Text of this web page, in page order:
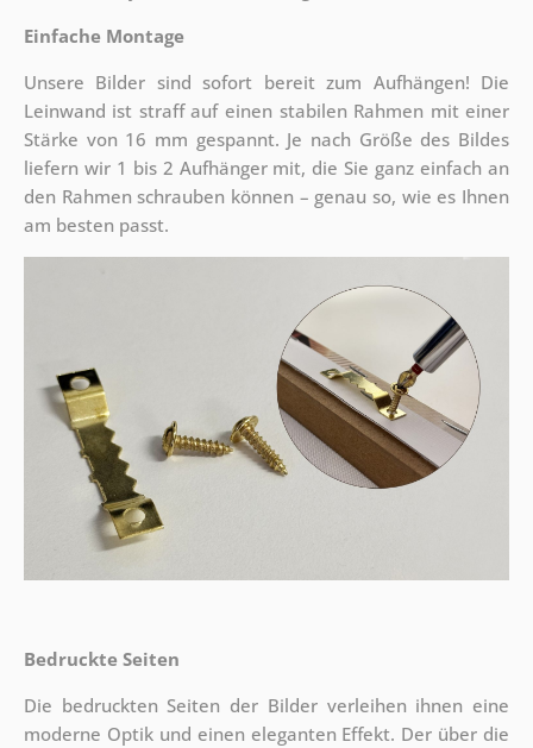
Einfache Montage
Unsere Bilder sind sofort bereit zum Aufhängen! Die
Leinwand ist straff auf einen stabilen Rahmen mit einer
Stärke von 16 mm gespannt. Je nach Größe des Bildes
liefern wir 1 bis 2 Aufhänger mit, die Sie ganz einfach an
den Rahmen schrauben können – genau so, wie es Ihnen
am besten passt.
Bedruckte Seiten
Die bedruckten Seiten der Bilder verleihen ihnen eine
moderne Optik und einen eleganten Effekt. Der über die